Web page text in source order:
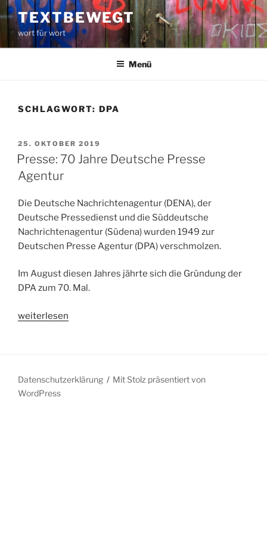
Zum
Inhalt
springen
TEXTBEWEGT
wort für wort
Menü
SCHLAGWORT: DPA
VERÖFFENTLICHT
AM
25. OKTOBER 2019
Presse: 70 Jahre Deutsche Presse
Agentur
Die Deutsche Nachrichtenagentur (DENA), der
Deutsche Pressedienst und die Süddeutsche
Nachrichtenagentur (Südena) wurden 1949 zur
Deutschen Presse Agentur (DPA) verschmolzen.
Im August diesen Jahres jährte sich die Gründung der
DPA zum 70. Mal.
„Presse:
weiterlesen
Datenschutzerklärung
Mit Stolz präsentiert von
WordPress